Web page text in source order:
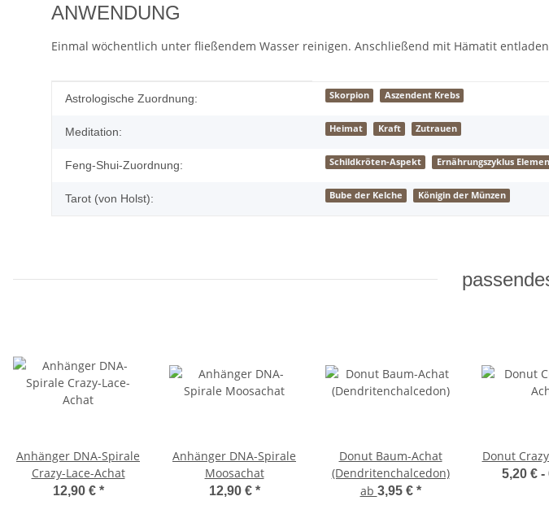
ANWENDUNG
Einmal wöchentlich unter fließendem Wasser reinigen. Anschließend mit Hämatit
Produkteigenschaft
Wert
Astrologische Zuordnung: Skorpion Aszendent Krebs
Meditation: Heimat Kraft Zutrauen
Feng-Shui-Zuordnung: Schildkröten-Aspekt Ernährungszyklus
Tarot (von Holst): Bube der Kelche Königin der Münzen
Anhänger DNA-Spirale
Crazy-Lace-Achat
12,90 € *
Anhänger DNA-Spirale
Moosachat
12,90 € *
Donut Baum-Achat
(Dendritenchalcedon)
ab 3,95 € *
Donut
5,20 € -